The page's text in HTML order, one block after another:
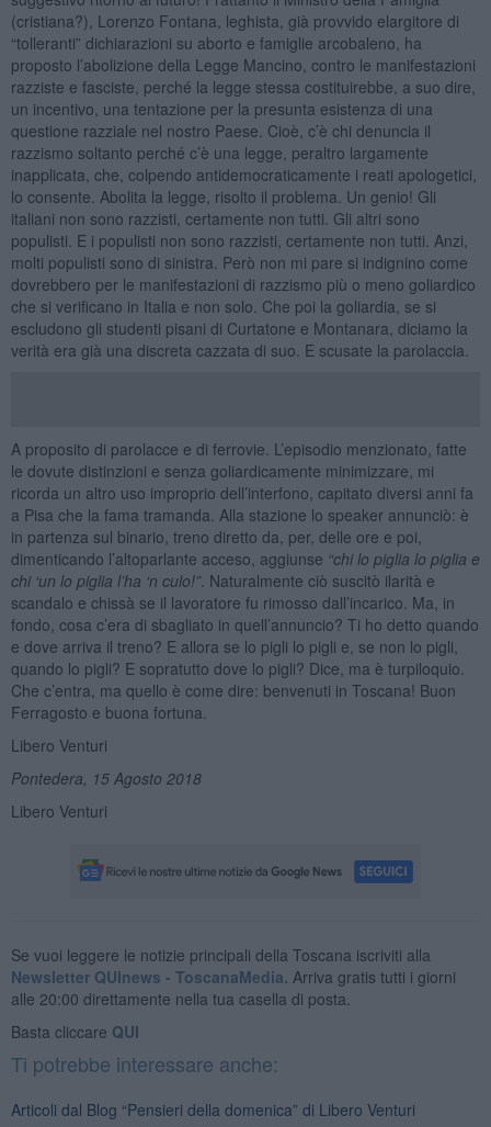
(cristiana?), Lorenzo Fontana, leghista, già provvido elargitore di
“tolleranti” dichiarazioni su aborto e famiglie arcobaleno, ha
proposto l’abolizione della Legge Mancino, contro le manifestazioni
razziste e fasciste, perché la legge stessa costituirebbe, a suo dire,
un incentivo, una tentazione per la presunta esistenza di una
questione razziale nel nostro Paese. Cioè, c’è chi denuncia il
razzismo soltanto perché c’è una legge, peraltro largamente
inapplicata, che, colpendo antidemocraticamente i reati apologetici,
lo consente. Abolita la legge, risolto il problema. Un genio! Gli
italiani non sono razzisti, certamente non tutti. Gli altri sono
populisti. E i populisti non sono razzisti, certamente non tutti. Anzi,
molti populisti sono di sinistra. Però non mi pare si indignino come
dovrebbero per le manifestazioni di razzismo più o meno goliardico
che si verificano in Italia e non solo. Che poi la goliardia, se si
escludono gli studenti pisani di Curtatone e Montanara, diciamo la
verità era già una discreta cazzata di suo. E scusate la parolaccia.
A proposito di parolacce e di ferrovie. L’episodio menzionato, fatte
le dovute distinzioni e senza goliardicamente minimizzare, mi
ricorda un altro uso improprio dell’interfono, capitato diversi anni fa
a Pisa che la fama tramanda. Alla stazione lo speaker annunciò: è
in partenza sul binario, treno diretto da, per, delle ore e poi,
dimenticando l’altoparlante acceso, aggiunse “chi lo piglia lo piglia e
chi ‘un lo piglia l’ha ‘n culo!”. Naturalmente ciò suscitò ilarità e
scandalo e chissà se il lavoratore fu rimosso dall’incarico. Ma, in
fondo, cosa c’era di sbagliato in quell’annuncio? Ti ho detto quando
e dove arriva il treno? E allora se lo pigli lo pigli e, se non lo pigli,
quando lo pigli? E sopratutto dove lo pigli? Dice, ma è turpiloquio.
Che c’entra, ma quello è come dire: benvenuti in Toscana! Buon
Ferragosto e buona fortuna.
Libero Venturi
Pontedera, 15 Agosto 2018
Libero Venturi
Se vuoi leggere le notizie principali della Toscana iscriviti alla
Newsletter QUInews - ToscanaMedia. Arriva gratis tutti i giorni
alle 20:00 direttamente nella tua casella di posta.
Basta cliccare QUI
Ti potrebbe interessare anche:
Articoli dal Blog “Pensieri della domenica” di Libero Venturi